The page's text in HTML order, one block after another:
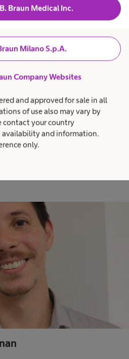
Braun Medical Inc.
Milano S.p.A.
Company Websites
and approved for sale in all
of use also may vary by
contact your country
and information.
only.